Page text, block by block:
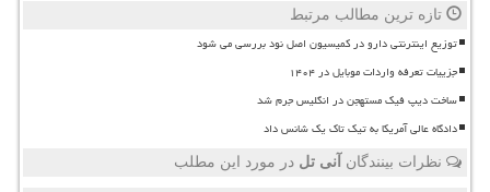
تازه ترین مطالب مرتبط
توزیع اینترنتی دارو در کمیسیون اصل نود بررسی می شود
جزییات تعرفه واردات موبایل در ۱۴۰۴
ساخت دیپ فیک مستهجن در انگلیس جرم شد
دادگاه عالی آمریکا به تیک تاک یک شانس داد
نظرات بینندگان آنی تل در مورد این مطلب